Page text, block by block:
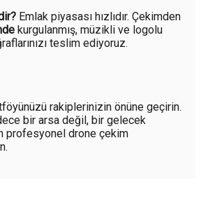
Emlak piyasası hızlıdır. Çekimden
kurgulanmış, müzikli ve logolu
teslim ediyoruz.
rakiplerinizin önüne geçirin.
bir arsa değil, bir gelecek
profesyonel drone çekim